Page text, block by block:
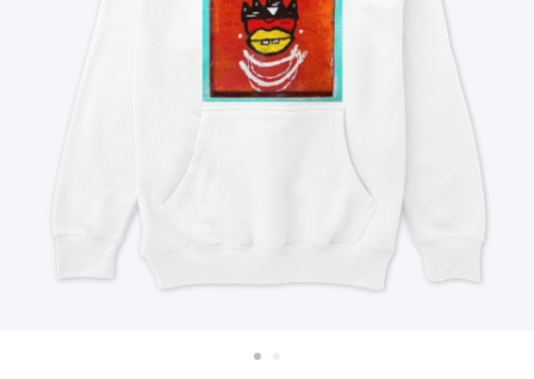
Überall verkaufen